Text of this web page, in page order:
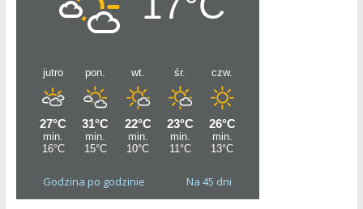
Godzina po godzinie Na 45 dni